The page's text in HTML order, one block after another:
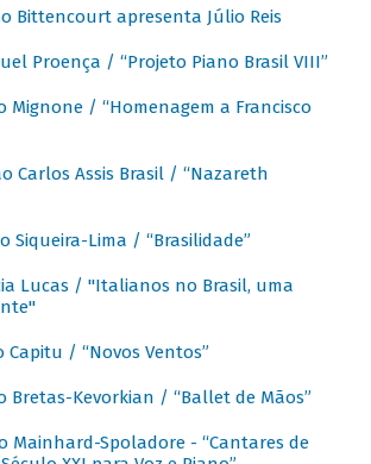
Bittencourt apresenta Júlio Reis
Proença / “Projeto Piano Brasil VIII”
Mignone / “Homenagem a Francisco
Carlos Assis Brasil / “Nazareth
Siqueira-Lima / “Brasilidade”
Lucas / "Italianos no Brasil, uma
Capitu / “Novos Ventos”
Bretas-Kevorkian / “Ballet de Mãos”
Mainhard-Spoladore - “Cantares de